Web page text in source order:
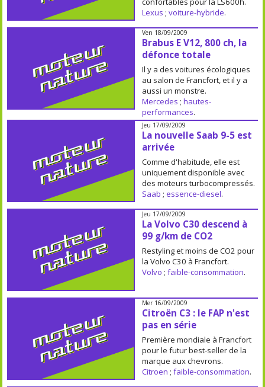
Lexus ; voiture-hybride.
Ven 18/09/2009
Brabus E V12, 800 ch, la
défonce totale
Il y a des voitures écologiques
au salon de Francfort, et il y a
aussi un monstre.
Mercedes ; hautes-
performances.
Jeu 17/09/2009
La nouvelle Saab 9-5 est
arrivée
Comme d'habitude, elle est
uniquement disponible avec
des moteurs turbocompressés.
Saab ; essence-diesel.
Jeu 17/09/2009
La Volvo C30 descend à
99 g/km de CO2
Restyling et moins de CO2 pour
la Volvo C30 à Francfort.
Volvo ; faible-consommation.
Mer 16/09/2009
Citroën C3 : le FAP n'est
pas en série
Première mondiale à Francfort
pour le futur best-seller de la
marque aux chevrons.
Citroen ; faible-consommation.